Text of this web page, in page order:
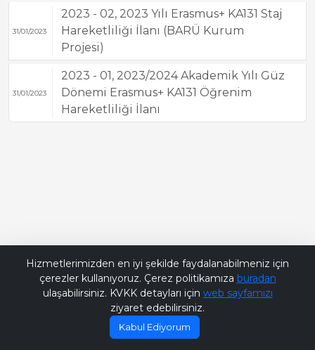
31/01/2023
2023 - 02, 2023 Yılı Erasmus+ KA131 Staj
Hareketliliği İlanı (BARÜ Kurum
Projesi)
31/01/2023
2023 - 01, 2023/2024 Akademik Yılı Güz
Dönemi Erasmus+ KA131 Öğrenim
Hareketliliği İlanı
Hizmetlerimizden en iyi şekilde faydalanabilmeniz için
çerezler kullanıyoruz. Çerez politikamıza buradan
ulaşabilirsiniz. KVKK detayları için web sayfamızı
ziyaret edebilirsiniz.
Kabul Ediyorum
Bana Soru Sor | Ask Me